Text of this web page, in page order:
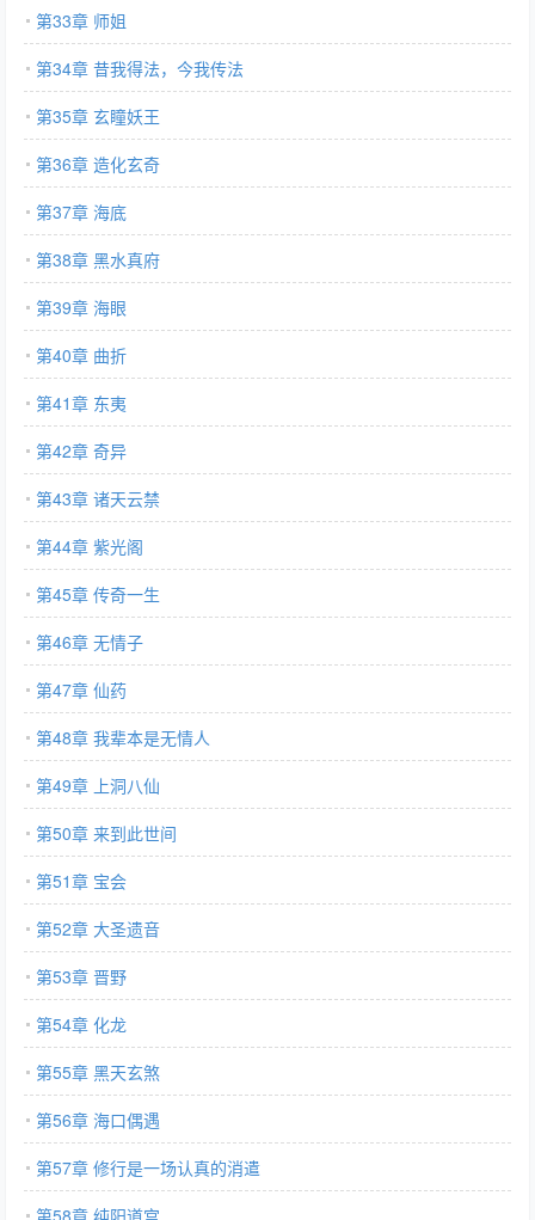
第33章 师姐
第34章 昔我得法，今我传法
第35章 玄瞳妖王
第36章 造化玄奇
第37章 海底
第38章 黑水真府
第39章 海眼
第40章 曲折
第41章 东夷
第42章 奇异
第43章 诸天云禁
第44章 紫光阁
第45章 传奇一生
第46章 无情子
第47章 仙药
第48章 我辈本是无情人
第49章 上洞八仙
第50章 来到此世间
第51章 宝会
第52章 大圣遗音
第53章 晋野
第54章 化龙
第55章 黑天玄煞
第56章 海口偶遇
第57章 修行是一场认真的消遣
第58章 纯阳道宫